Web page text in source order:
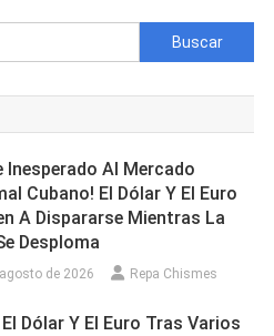
Buscar:
Inesperado Al Mercado
Cubano! El Dólar Y El Euro
A Dispararse Mientras La
Desploma
de 2026 Repa Chismes
El Dólar Y El Euro Tras Varios